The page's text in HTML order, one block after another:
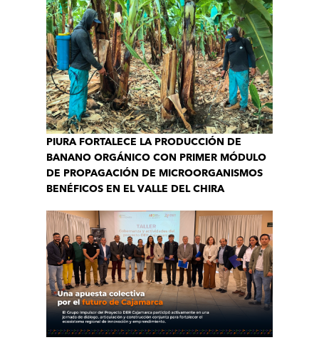
PIURA FORTALECE LA PRODUCCIÓN DE
BANANO ORGÁNICO CON PRIMER MÓDULO
DE PROPAGACIÓN DE MICROORGANISMOS
BENÉFICOS EN EL VALLE DEL CHIRA